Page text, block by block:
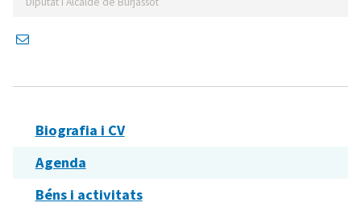
Biografia i CV
Agenda
Béns i activitats